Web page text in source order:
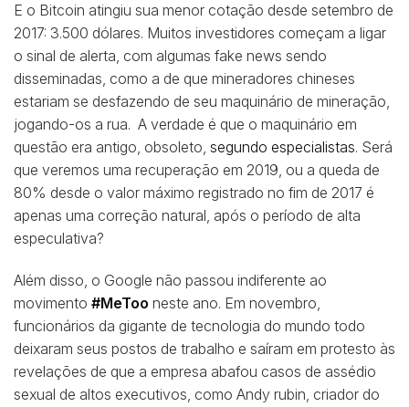
E o Bitcoin atingiu sua menor cotação desde setembro de
2017: 3.500 dólares. Muitos investidores começam a ligar
o sinal de alerta, com algumas fake news sendo
disseminadas, como a de que mineradores chineses
estariam se desfazendo de seu maquinário de mineração,
jogando-os a rua. A verdade é que o maquinário em
questão era antigo, obsoleto, segundo especialistas. Será
que veremos uma recuperação em 2019, ou a queda de
80% desde o valor máximo registrado no fim de 2017 é
apenas uma correção natural, após o período de alta
especulativa?
Além disso, o Google não passou indiferente ao
movimento #MeToo neste ano. Em novembro,
funcionários da gigante de tecnologia do mundo todo
deixaram seus postos de trabalho e saíram em protesto às
revelações de que a empresa abafou casos de assédio
sexual de altos executivos, como Andy rubin, criador do